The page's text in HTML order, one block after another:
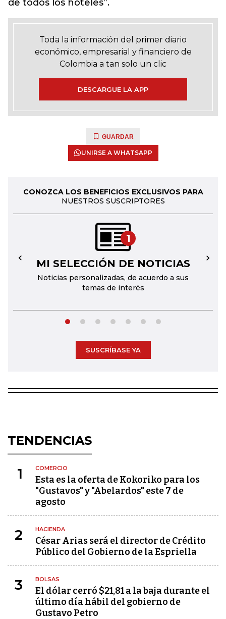
de todos los hoteles”.
Toda la información del primer diario
económico, empresarial y financiero de
Colombia a tan solo un clic
DESCARGUE LA APP
GUARDAR
UNIRSE A WHATSAPP
CONOZCA LOS BENEFICIOS EXCLUSIVOS PARA
NUESTROS SUSCRIPTORES
1
MI SELECCIÓN DE NOTICIAS
Noticias personalizadas, de acuerdo a sus
temas de interés
← →
SUSCRÍBASE YA
TENDENCIAS
1 COMERCIO
Esta es la oferta de Kokoriko para los
"Gustavos" y "Abelardos" este 7 de
agosto
2 HACIENDA
César Arias será el director de Crédito
Público del Gobierno de la Espriella
3 BOLSAS
El dólar cerró $21,81 a la baja durante el
último día hábil del gobierno de
Gustavo Petro